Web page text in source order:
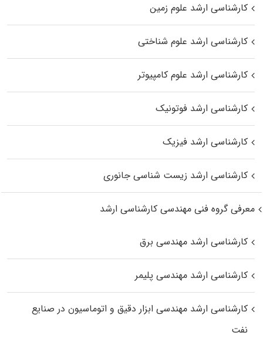
کارشناسی ارشد علوم زمین
کارشناسی ارشد علوم شناختی
کارشناسی ارشد علوم کامپیوتر
کارشناسی ارشد فوتونیک
کارشناسی ارشد فیزیک
کارشناسی ارشد زیست‌ شناسی جانوری
معرفی گروه فنی مهندسی کارشناسی ارشد
کارشناسی ارشد مهندسی برق
کارشناسی ارشد مهندسی پلیمر
کارشناسی ارشد مهندسی ابزار دقیق و اتوماسیون در صنایع
نفت